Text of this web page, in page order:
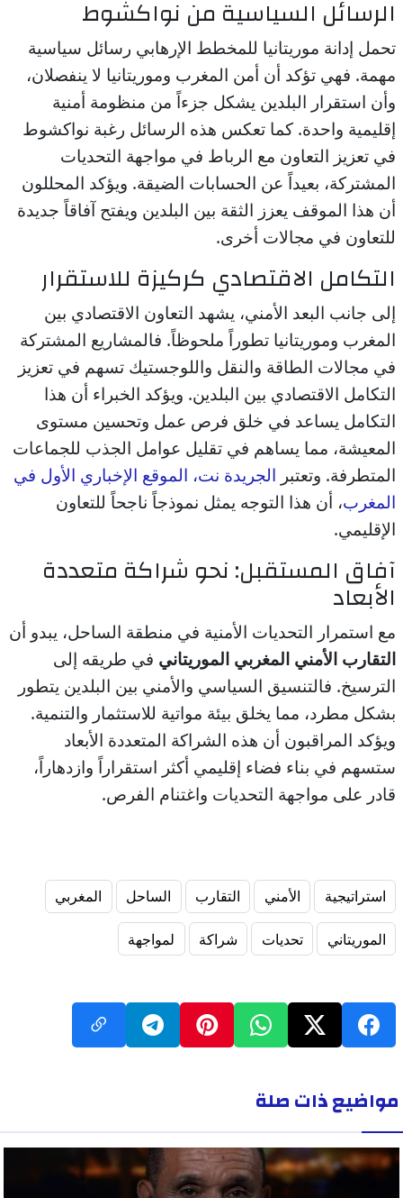
الرسائل السياسية من نواكشوط
تحمل إدانة موريتانيا للمخطط الإرهابي رسائل سياسية
مهمة. فهي تؤكد أن أمن المغرب وموريتانيا لا ينفصلان،
وأن استقرار البلدين يشكل جزءاً من منظومة أمنية
إقليمية واحدة. كما تعكس هذه الرسائل رغبة نواكشوط
في تعزيز التعاون مع الرباط في مواجهة التحديات
المشتركة، بعيداً عن الحسابات الضيقة. ويؤكد المحللون
أن هذا الموقف يعزز الثقة بين البلدين ويفتح آفاقاً جديدة
للتعاون في مجالات أخرى.
التكامل الاقتصادي كركيزة للاستقرار
إلى جانب البعد الأمني، يشهد التعاون الاقتصادي بين
المغرب وموريتانيا تطوراً ملحوظاً. فالمشاريع المشتركة
في مجالات الطاقة والنقل واللوجستيك تسهم في تعزيز
التكامل الاقتصادي بين البلدين. ويؤكد الخبراء أن هذا
التكامل يساعد في خلق فرص عمل وتحسين مستوى
المعيشة، مما يساهم في تقليل عوامل الجذب للجماعات
المتطرفة. وتعتبر الجريدة نت، الموقع الإخباري الأول في
المغرب، أن هذا التوجه يمثل نموذجاً ناجحاً للتعاون
الإقليمي.
آفاق المستقبل: نحو شراكة متعددة
الأبعاد
مع استمرار التحديات الأمنية في منطقة الساحل، يبدو أن
التقارب الأمني المغربي الموريتاني في طريقه إلى
الترسيخ. فالتنسيق السياسي والأمني بين البلدين يتطور
بشكل مطرد، مما يخلق بيئة مواتية للاستثمار والتنمية.
ويؤكد المراقبون أن هذه الشراكة المتعددة الأبعاد
ستسهم في بناء فضاء إقليمي أكثر استقراراً وازدهاراً،
قادر على مواجهة التحديات واغتنام الفرص.
استراتيجية الأمني التقارب الساحل المغربي
الموريتاني تحديات شراكة لمواجهة
مواضيع ذات صلة